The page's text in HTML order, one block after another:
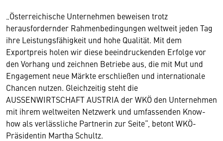
„Österreichische Unternehmen beweisen trotz
herausfordernder Rahmenbedingungen weltweit jeden Tag
ihre Leistungsfähigkeit und hohe Qualität. Mit dem
Exportpreis holen wir diese beeindruckenden Erfolge vor
den Vorhang und zeichnen Betriebe aus, die mit Mut und
Engagement neue Märkte erschließen und internationale
Chancen nutzen. Gleichzeitig steht die
AUSSENWIRTSCHAFT AUSTRIA der WKÖ den Unternehmen
mit ihrem weltweiten Netzwerk und umfassenden Know-
how als verlässliche Partnerin zur Seite“, betont WKÖ-
Präsidentin Martha Schultz.